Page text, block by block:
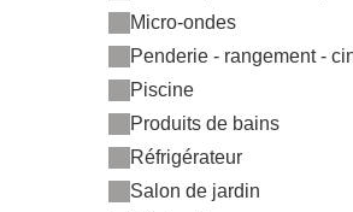
Micro-ondes
Penderie - rangement -
Piscine
Produits de bains
Réfrigérateur
Salon de jardin